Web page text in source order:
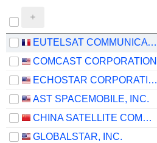
EUTELSAT COMMUNICATIONS
COMCAST CORPORATION
ECHOSTAR CORPORATION
AST SPACEMOBILE, INC.
CHINA SATELLITE COMMUNICATIONS CO., LTD.
GLOBALSTAR, INC.